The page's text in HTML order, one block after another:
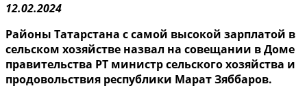
12.02.2024
Районы Татарстана с самой высокой зарплатой в
сельском хозяйстве назвал на совещании в Доме
правительства РТ министр сельского хозяйства и
продовольствия республики Марат Зяббаров.